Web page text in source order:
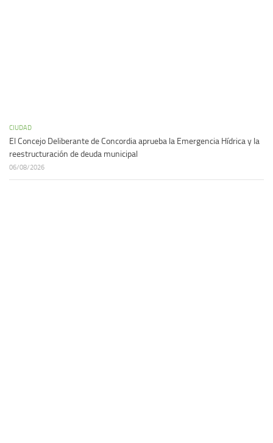
CIUDAD
El Concejo Deliberante de Concordia aprueba la Emergencia Hídrica y la
reestructuración de deuda municipal
06/08/2026